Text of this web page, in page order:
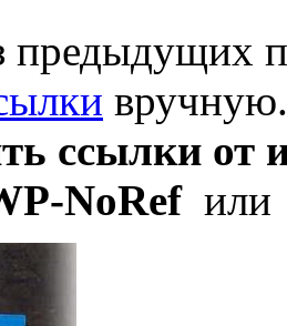
ссылки от
NoRef